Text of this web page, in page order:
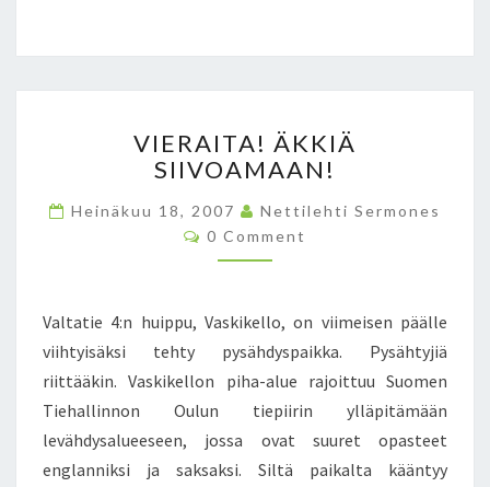
A
O
A
A
L
L
A
I
E
A
I
T
!
K
K
VIERAITA! ÄKKIÄ
SIIVOAMAAN!
Heinäkuu 18, 2007
Nettilehti Sermones
C
O
N
T
0 Comment
Valtatie 4:n huippu, Vaskikello, on viimeisen päälle
viihtyisäksi tehty pysähdyspaikka. Pysähtyjiä
riittääkin. Vaskikellon piha-alue rajoittuu Suomen
Tiehallinnon Oulun tiepiirin ylläpitämään
levähdysalueeseen, jossa ovat suuret opasteet
englanniksi ja saksaksi. Siltä paikalta kääntyy